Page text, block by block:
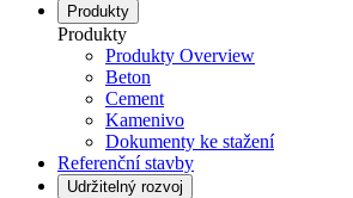
Produkty
Produkty
Produkty Overview
Beton
Cement
Kamenivo
Dokumenty ke stažení
Referenční stavby
Udržitelný rozvoj